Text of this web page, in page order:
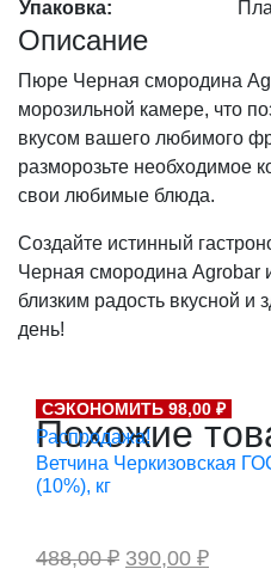
Упаковка:
Описание
Пюре Черная смородина
морозильной камере, что
вкусом вашего любимого
разморозьте необходимое
свои любимые блюда.
Создайте истинный
Черная смородина Agrobar
близким радость вкусной
день!
Похожие
СЭКОНОМИТЬ 98,00 ₽
Распродажа!
Ветчина Черкизовская
(10%), кг
488,00₽ 390,00 ₽